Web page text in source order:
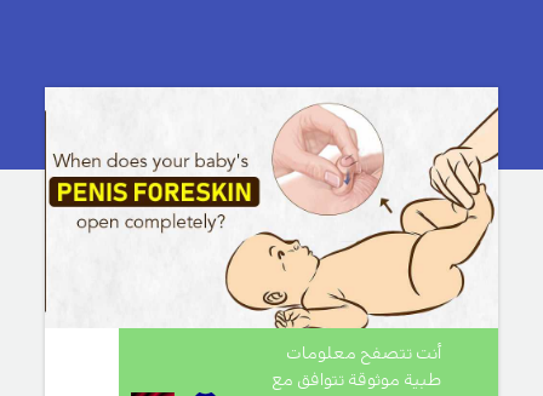
أنت تتصفح معلومات
طبية موثوقة تتوافق مع